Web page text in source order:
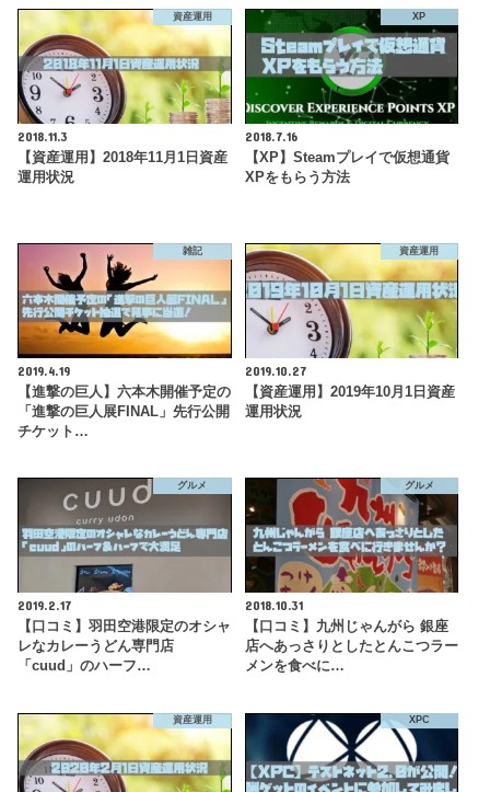
資産運用
2018.11.3
【資産運用】2018年11月1日資産
運用状況
XP
2018.7.16
【XP】Steamプレイで仮想通貨
XPをもらう方法
雑記
2019.4.19
【進撃の巨人】六本木開催予定の
「進撃の巨人展FINAL」先行公開
チケット…
資産運用
2019.10.27
【資産運用】2019年10月1日資産
運用状況
グルメ
2019.2.17
【口コミ】羽田空港限定のオシャ
レなカレーうどん専門店
「cuud」のハーフ…
グルメ
2018.10.31
【口コミ】九州じゃんがら 銀座
店へあっさりとしたとんこつラー
メンを食べに…
資産運用 XPC